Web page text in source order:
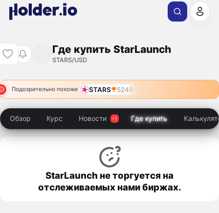
Где купить StarLaunch
STARS/USD
Подозрительно похожи STARS 5249
Обзор Курс Новости Где купить
StarLaunch не торгуется на
отслеживаемых нами биржах.